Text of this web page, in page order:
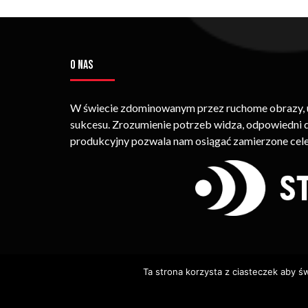
O NAS
W świecie zdominowanym przez ruchome
sukcesu. Zrozumienie potrzeb widza,
produkcyjny pozwala nam osiągać zamierzone
Ta strona korzysta z ciasteczek aby